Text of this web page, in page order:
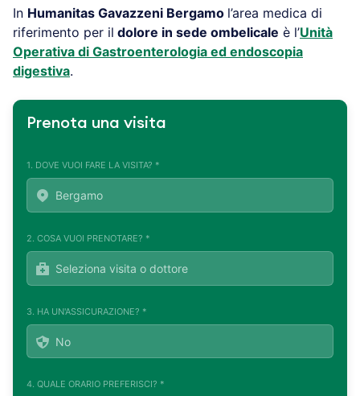
In Humanitas Gavazzeni Bergamo l’area medica di
riferimento per il dolore in sede ombelicale è l’Unità
Operativa di Gastroenterologia ed endoscopia
digestiva.
Prenota una visita
1. DOVE VUOI FARE LA VISITA? *
2. COSA VUOI PRENOTARE? *
3. HA UN'ASSICURAZIONE? *
4. QUALE ORARIO PREFERISCI? *